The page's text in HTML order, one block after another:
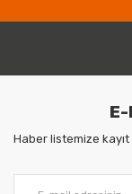
Haber listemize